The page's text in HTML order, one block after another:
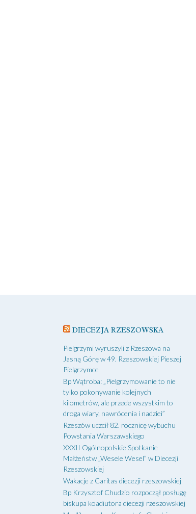
DIECEZJA RZESZOWSKA
Pielgrzymi wyruszyli z Rzeszowa na
Jasną Górę w 49. Rzeszowskiej Pieszej
Pielgrzymce
Bp Wątroba: „Pielgrzymowanie to nie
tylko pokonywanie kolejnych
kilometrów, ale przede wszystkim to
droga wiary, nawrócenia i nadziei”
Rzeszów uczcił 82. rocznicę wybuchu
Powstania Warszawskiego
XXXII Ogólnopolskie Spotkanie
Małżeństw „Wesele Wesel” w Diecezji
Rzeszowskiej
Wakacje z Caritas diecezji rzeszowskiej
Bp Krzysztof Chudzio rozpoczął posługę
biskupa koadiutora diecezji rzeszowskiej